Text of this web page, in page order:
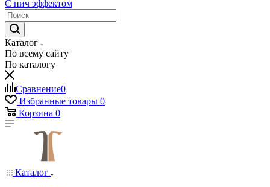
С пич эффектом
Каталог
По всему сайту
По каталогу
Сравнение0
Избранные товары 0
Корзина 0
Каталог